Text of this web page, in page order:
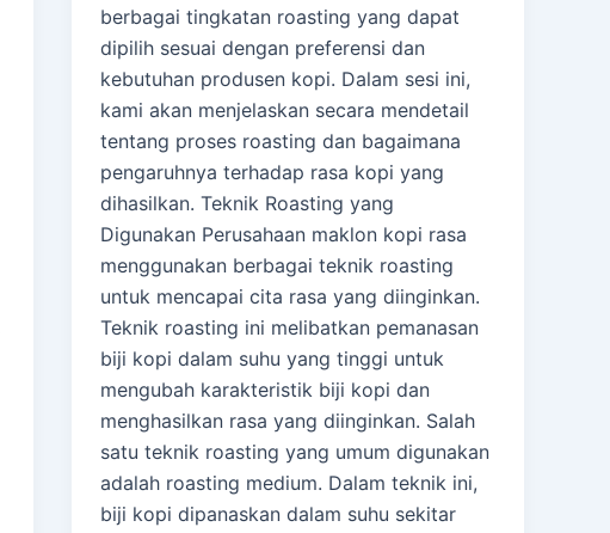
berbagai tingkatan roasting yang dapat
dipilih sesuai dengan preferensi dan
kebutuhan produsen kopi. Dalam sesi ini,
kami akan menjelaskan secara mendetail
tentang proses roasting dan bagaimana
pengaruhnya terhadap rasa kopi yang
dihasilkan. Teknik Roasting yang
Digunakan Perusahaan maklon kopi rasa
menggunakan berbagai teknik roasting
untuk mencapai cita rasa yang diinginkan.
Teknik roasting ini melibatkan pemanasan
biji kopi dalam suhu yang tinggi untuk
mengubah karakteristik biji kopi dan
menghasilkan rasa yang diinginkan. Salah
satu teknik roasting yang umum digunakan
adalah roasting medium. Dalam teknik ini,
biji kopi dipanaskan dalam suhu sekitar